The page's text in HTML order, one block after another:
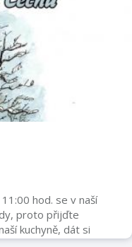
hod. se v naší
proto přijďte
kuchyně, dát si
Těšíme se na Vás.